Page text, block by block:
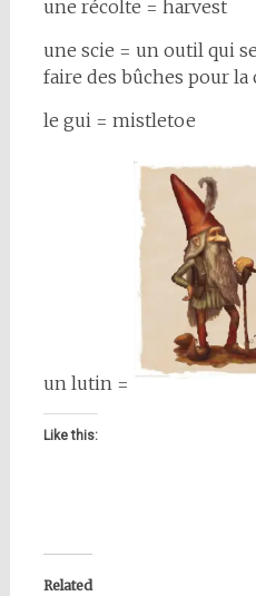
une récolte = harvest
une scie = un outil qui
faire des bûches pour la
le gui = mistletoe
un lutin =
Like this:
Related